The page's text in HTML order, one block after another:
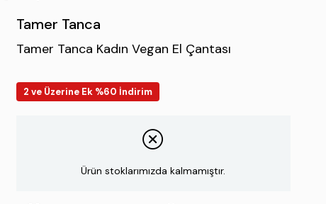
Tamer Tanca
Tamer Tanca Kadın Vegan El Çantası
2 ve Üzerine Ek %60 İndirim
Ürün stoklarımızda kalmamıştır.